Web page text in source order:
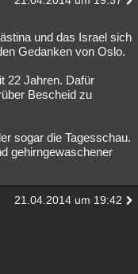
und das Israel sich
Gedanken von Oslo.
22 Jahren. Dafür
Bescheid zu
sogar die Tagesschau.
gehirngewaschener
21.04.2014 um 19:42